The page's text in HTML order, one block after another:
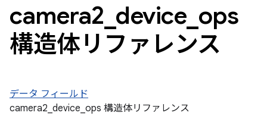
camera2 device ops
構造体リファレンス
データ フィールド
camera2_device_ops 構造体リファレンス